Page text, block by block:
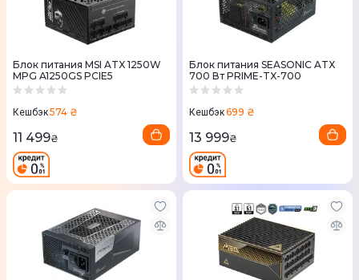
Блок питания MSI ATX 1250W
MPG A1250GS PCIE5
Кешбэк574 ₴
11 499₴
Блок питания SEASONIC ATX
700 Вт PRIME-TX-700
Кешбэк699 ₴
13 999₴